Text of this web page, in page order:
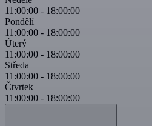
11:00:00 - 18:00:00
Pondělí
11:00:00 - 18:00:00
Úterý
11:00:00 - 18:00:00
Středa
11:00:00 - 18:00:00
Čtvrtek
11:00:00 - 18:00:00